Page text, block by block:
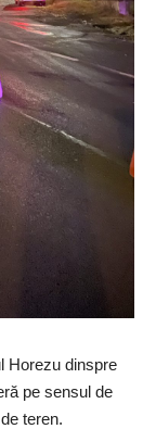
Horezu dinspre
pe sensul de
teren.